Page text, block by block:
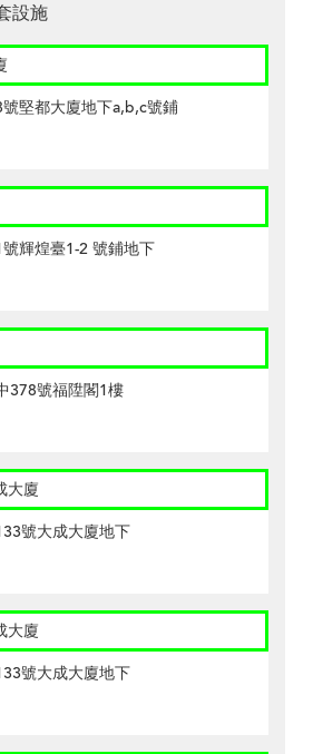
設施
堅都大廈地下a,b,c號鋪
輝煌臺1-2 號鋪地下
378號福陞閣1樓
大廈
號大成大廈地下
大廈
號大成大廈地下